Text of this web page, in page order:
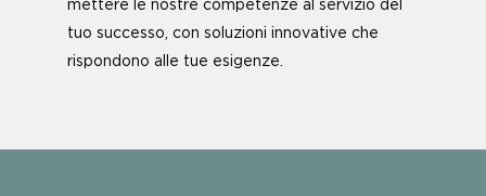
mettere le nostre competenze al servizio del
tuo successo, con soluzioni innovative che
rispondono alle tue esigenze.